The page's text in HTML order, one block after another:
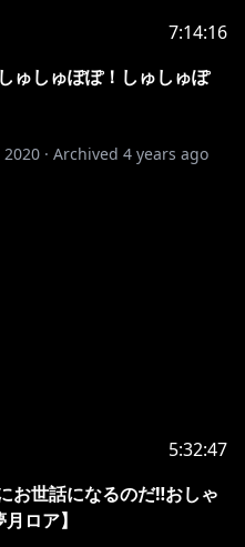
7:14:16
ゅしゅぽぽ！しゅしゅぽ
2020 · Archived 4 years ago
5:32:47
お世話になるのだ‼おしゃ
ロア】